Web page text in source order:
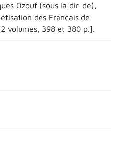
Ozouf (sous la dir. de),
des Français de
volumes, 398 et 380 p.].